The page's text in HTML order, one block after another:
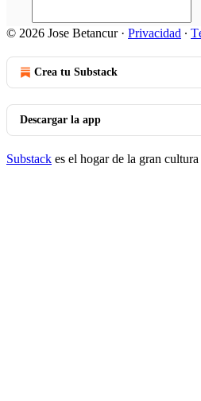
© 2026 Jose Betancur· Privacidad ∙
Crea tu Substack
Descargar la app
Substack es el hogar de la gran cultura